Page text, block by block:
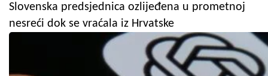
Slovenska predsjednica ozlijeđena u prometnoj
nesreći dok se vraćala iz Hrvatske